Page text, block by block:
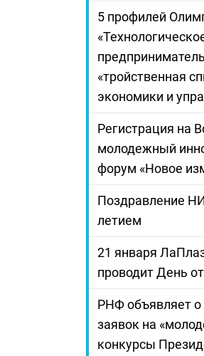
5 профилей
«тройственная
экономики и
Регистрация на
молодежный
форум «Новое
Поздравление
летием
21 января
проводит День
РНФ объявляет
заявок на
конкурсы